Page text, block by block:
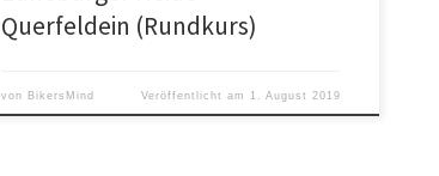
Querfeldein (Rundkurs)
von BikersMind Veröffentlicht am 1. August 2019